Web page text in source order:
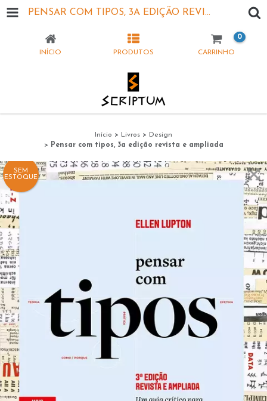
PENSAR COM TIPOS, 3A EDIÇÃO REVISTA E AMPLIADA
INÍCIO PRODUTOS CARRINHO
0
Início > Livros > Design
> Pensar com tipos, 3a edição revista e ampliada
SEM
ESTOQUE